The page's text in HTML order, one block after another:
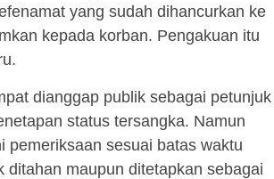
yang sudah dihancurkan ke
kepada korban. Pengakuan itu
dianggap publik sebagai petunjuk
status tersangka. Namun
pemeriksaan sesuai batas waktu
maupun ditetapkan sebagai